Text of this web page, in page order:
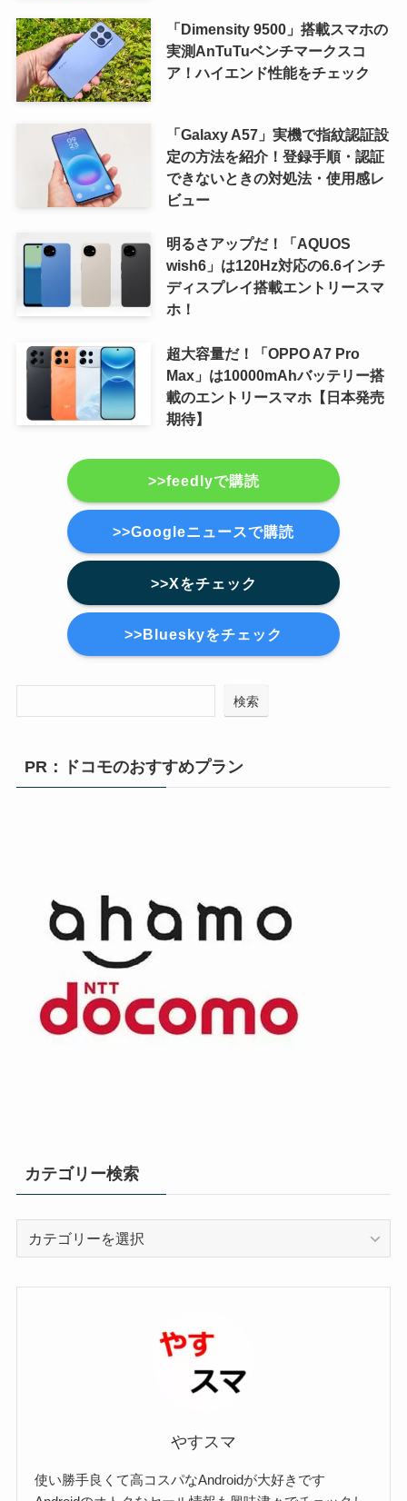
「Dimensity 9500」搭載スマホの
実測AnTuTuベンチマークスコ
ア！ハイエンド性能をチェック
「Galaxy A57」実機で指紋認証設
定の方法を紹介！登録手順・認証
できないときの対処法・使用感レ
ビュー
明るさアップだ！「AQUOS
wish6」は120Hz対応の6.6インチ
ディスプレイ搭載エントリースマ
ホ！
超大容量だ！「OPPO A7 Pro
Max」は10000mAhバッテリー搭
載のエントリースマホ【日本発売
期待】
>>feedlyで購読
>>Googleニュースで購読
>>Xをチェック
>>Blueskyをチェック
検索
PR：ドコモのおすすめプラン
カテゴリー検索
やすスマ
使い勝手良くて高コスパなAndroidが大好きです